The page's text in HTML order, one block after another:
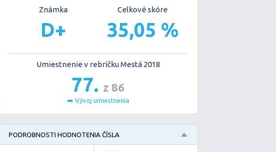
Známka
D+
Celkové skóre
35,05 %
Umiestnenie v rebríčku Mestá 2018
77. z 86
➡️ Vývoj umiestnenia
PODROBNOSTI HODNOTENIA ČÍSLA